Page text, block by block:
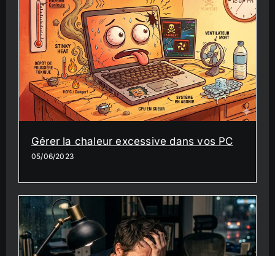
Gérer la chaleur excessive dans vos PC
05/06/2023